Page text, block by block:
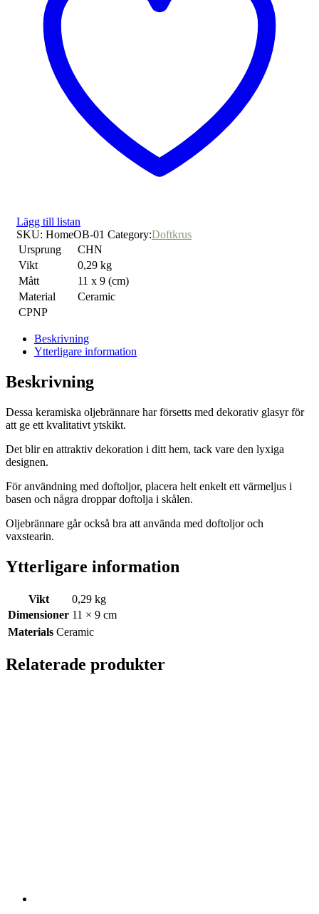
Lägg till listan
SKU: HomeOB-01 Category:Doftkrus
Ursprung
CHN
Vikt
0,29 kg
Mått
11 x 9 (cm)
Material
Ceramic
CPNP
Beskrivning
Ytterligare information
Beskrivning
Dessa keramiska oljebrännare har försetts med dekorativ glasyr för
att ge ett kvalitativt ytskikt.
Det blir en attraktiv dekoration i ditt hem, tack vare den lyxiga
designen.
För användning med doftoljor, placera helt enkelt ett värmeljus i
basen och några droppar doftolja i skålen.
Oljebrännare går också bra att använda med doftoljor och
vaxstearin.
Ytterligare information
Vikt
0,29 kg
Dimensioner 11 × 9 cm
Materials Ceramic
Relaterade produkter